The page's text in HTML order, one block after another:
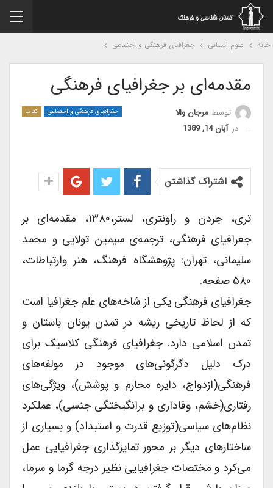
علوم انسانی جغرافیای فرهنگی و اجتماعی
مقدمه‌ای بر جغرافیای فرهنگی
جغرافیای فرهنگی و اجتماعی کتاب توسطمرجان والا
درآبان 14, 1389
اشتراک گذاشتن
تری، جردن و راونتری، لستر،۱۳۸۰، مقدمه‌ای بر
جغرافیای فرهنگی، ترجمه‌ی سیمین تولایی و محمد
سلیمانی، تهران: پژوهشگاه فرهنگ، هنر وارتباطات،
۵۸۰ صفحه.
جغرافیای فرهنگی یکی از شاخه‌های علم جغرافیا است
که از لحاظ تاریخی ریشه‌ در تمدن یونان باستان و
تمدن اسلامی دارد. جغرافیای فرهنگی کلاسیک برای
درک دلیل دگرگونی‌های موجود در مولفه‌های
فرهنگی(ازدواج، دایره محارم و پوشش)، ویژگی‌های
رفتاری(خشم، وفاداری و برانگیختگی جنسی)، عملکرد
نظام‌های سیاسی(توزیع قدرت و استبداد) و بسیاری از
ساختارهای دیگر بر محور تمایزگذاری جغرافیایی عمل
می‌کرد و مختصات جغرافیایی نظیر درجه گرما و سرما،